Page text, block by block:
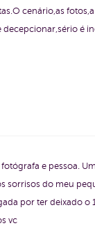
cenário,as
é
e pessoa.
sorrisos do meu
por ter deixado
vc